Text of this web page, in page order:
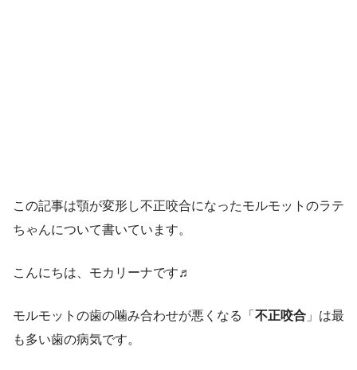
この記事は顎が変形し不正咬合になったモルモットのラテ
ちゃんについて書いています。
こんにちは、モカリーナです♬
モルモットの歯の噛み合わせが悪くなる「 不正咬合 」は最
も多い歯の病気です。